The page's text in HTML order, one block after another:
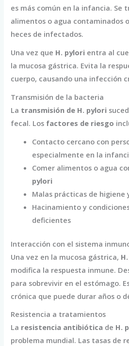
es más común en la infancia. Se
alimentos o agua contaminados
heces de infectados.
Una vez que H. pylori entra al
la mucosa gástrica. Evita la
cuerpo, causando una infección
Transmisión de la bacteria
La transmisión de H. pylori
fecal. Los factores de riesgo
Contacto cercano con
especialmente en la
Comer alimentos o agua
pylori
Malas prácticas de higiene
Hacinamiento y
deficientes
Interacción con el sistema
Una vez en la mucosa gástrica,
modifica la respuesta inmune.
para sobrevivir en el estómago.
crónica que puede durar años o
Resistencia a tratamientos
La resistencia antibiótica de H.
problema mundial. Las tasas de